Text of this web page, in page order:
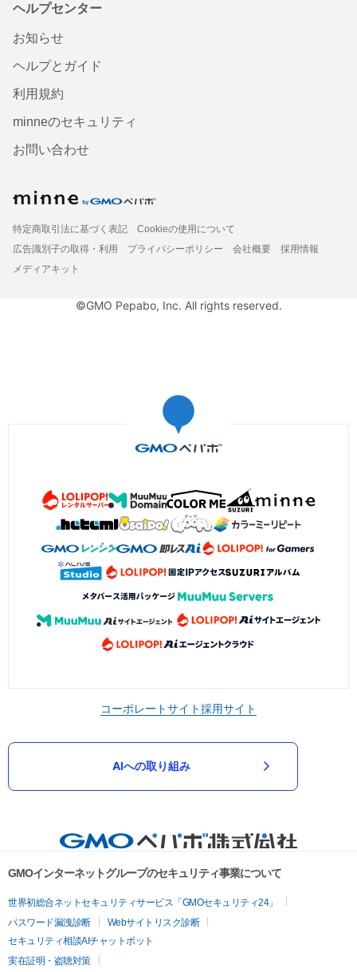
ヘルプセンター
お知らせ
ヘルプとガイド
利用規約
minneのセキュリティ
お問い合わせ
特定商取引法に基づく表記
Cookieの使用について
広告識別子の取得・利用
プライバシーポリシー 会社概要
採用情報
メディアキット
©GMO Pepabo, Inc. All rights reserved.
コーポレートサイト採用サイト
AIへの取り組み
GMOインターネットグループのセキュリティ事業について
世界初総合ネットセキュリティサービス「GMOセキュリティ24」
パスワード漏洩診断
Webサイトリスク診断
セキュリティ相談AIチャットボット
実在証明・盗聴対策